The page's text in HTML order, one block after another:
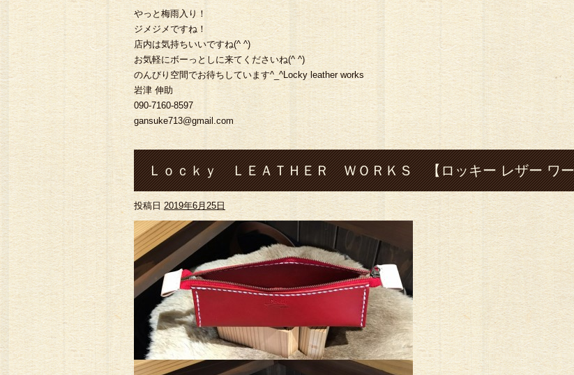
やっと梅雨入り！
ジメジメですね！
店内は気持ちいいですね(^ ^)
お気軽にボーっとしに来てくださいね(^ ^)
のんびり空間でお待ちしています^_^Locky leather works
岩津 伸助
090-7160-8597
gansuke713@gmail.com
Ｌｏｃｋｙ ＬＥＡＴＨＥＲ ＷＯＲＫＳ 【ロッキー レザー ワ
ペンケース#熊本#菊池市#七城#leather#レ ザー#革#ハンドメイド#
ングウォレット#コインケ ース#バッグ#ハーレー#shovel-
バーアクセサリ ー#バングル#フェザー#指輪#cafe#コーヒー#ツー
トラ ッカーウォレット#スイーツ
投稿日 2019年6月25日